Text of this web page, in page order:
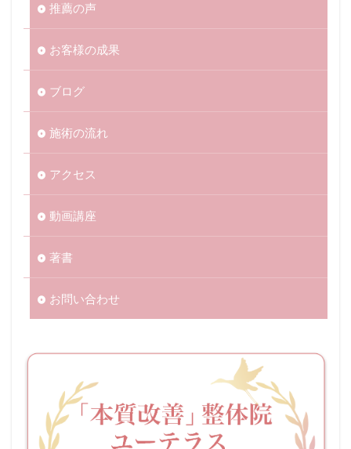
推薦の声
お客様の成果
ブログ
施術の流れ
アクセス
動画講座
著書
お問い合わせ